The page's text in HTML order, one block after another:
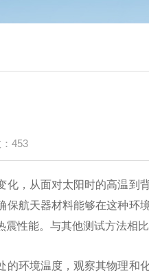
453
化，从面对太阳时的高温
保航天器材料能够在这种
性能。与其他测试方法相
环境温度，观察其物理和